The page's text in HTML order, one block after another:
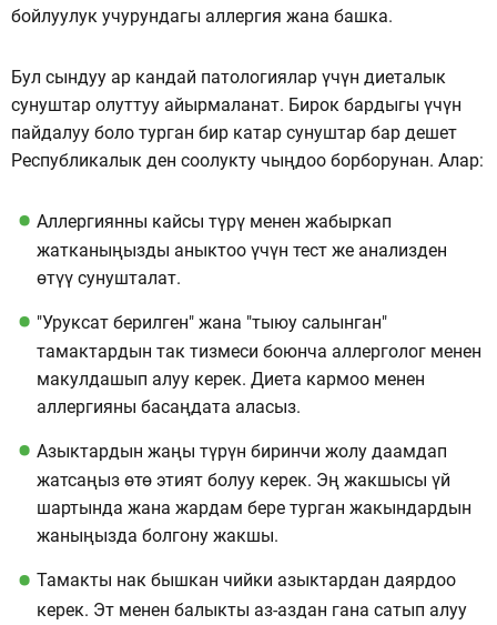
бойлуулук учурундагы аллергия жана башка.
Бул сындуу ар кандай патологиялар үчүн диеталык
сунуштар олуттуу айырмаланат. Бирок бардыгы үчүн
пайдалуу боло турган бир катар сунуштар бар дешет
Республикалык ден соолукту чыңдоо борборунан. Алар:
Аллергиянны кайсы түрү менен жабыркап
жатканыңызды аныктоо үчүн тест же анализден
өтүү сунушталат.
"Уруксат берилген" жана "тыюу салынган"
тамактардын так тизмеси боюнча аллерголог менен
макулдашып алуу керек. Диета кармоо менен
аллергияны басаңдата аласыз.
Азыктардын жаңы түрүн биринчи жолу даамдап
жатсаңыз өтө этият болуу керек. Эң жакшысы үй
шартында жана жардам бере турган жакындардын
жаныңызда болгону жакшы.
Тамакты нак бышкан чийки азыктардан даярдоо
керек. Эт менен балыкты аз-аздан гана сатып алуу